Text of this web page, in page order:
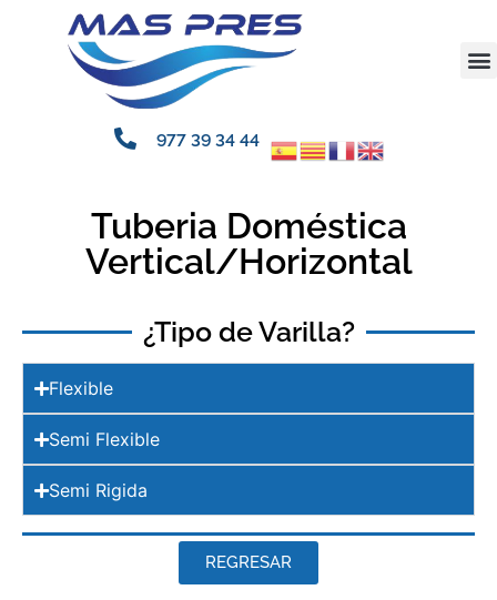
977 39 34 44
Tuberia Doméstica
Vertical/Horizontal
¿Tipo de Varilla?
Flexible
Semi Flexible
Semi Rigida
REGRESAR